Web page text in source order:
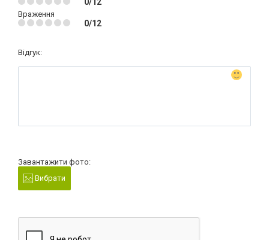
Враження
0/12
Відгук:
Завантажити фото:
Вибрати